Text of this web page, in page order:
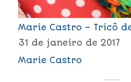
Marie Castro – Tricô
31 de janeiro de 2017
Marie Castro